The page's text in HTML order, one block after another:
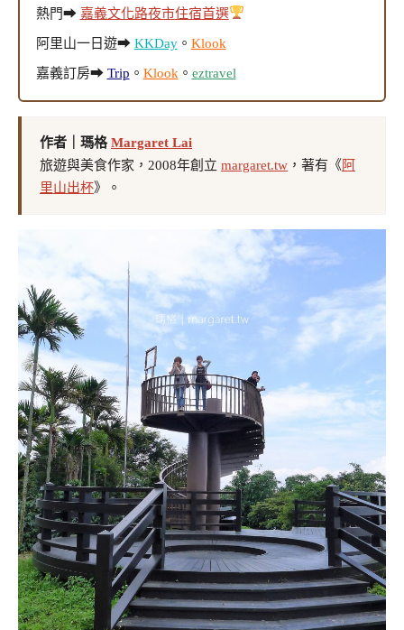
熱門➡ 嘉義文化路夜市住宿首選
阿里山一日遊➡ KKDay。 Klook
嘉義訂房➡ Trip 。 Klook 。 eztravel
作者｜瑪格Margaret Lai
旅遊與美食作家，2008年創立 margaret.tw ，著有《阿
里山出杯》。